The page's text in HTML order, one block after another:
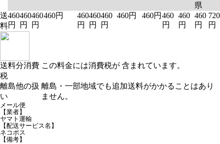
県
送
料
460
円
460
円
460
円
460円
460
円
460
円
460
円
460円 460円 460
円
460
円
460
円
720
円
送料分消費
税
この料金には消費税が 含まれています。
離島他の扱
い
離島・一部地域でも追加送料がかかることはあり
ません。
メール便
【業者】
ヤマト運輸
【配送サービス名】
ネコポス
【備考】